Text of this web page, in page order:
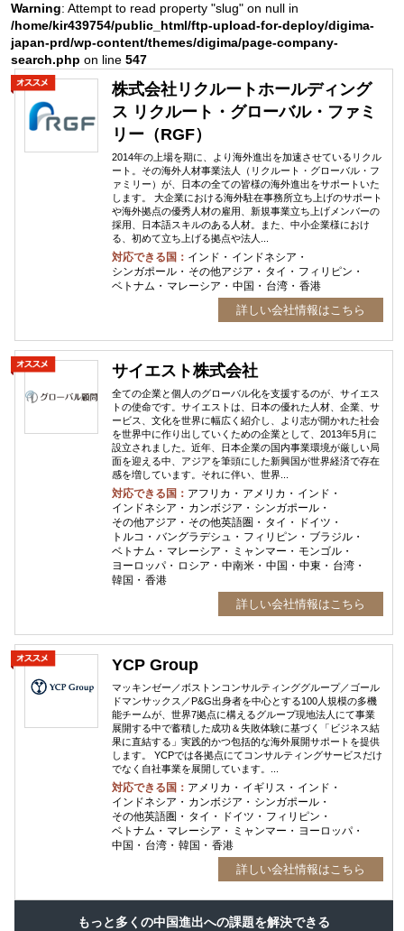
Warning: Attempt to read property "slug" on null in
/home/kir439754/public_html/ftp-upload-for-deploy/digima-
japan-prd/wp-content/themes/digima/page-company-
search.php on line 547
株式会社リクルートホールディング
ス リクルート・グローバル・ファミ
リー（RGF）
2014年の上場を期に、より海外進出を加速させているリクル
ート。その海外人材事業法人（リクルート・グローバル・フ
ァミリー）が、日本の全ての皆様の海外進出をサポートいた
します。 大企業における海外駐在事務所立ち上げのサポート
や海外拠点の優秀人材の雇用、新規事業立ち上げメンバーの
採用、日本語スキルのある人材。また、中小企業様におけ
る、初めて立ち上げる拠点や法人...
対応できる国： インド
インドネシア
シンガポール
その他アジア タイ
フィリピン
ベトナム
マレーシア 中国 台湾 香港
詳しい会社情報はこちら
サイエスト株式会社
全ての企業と個人のグローバル化を支援するのが、サイエス
トの使命です。サイエストは、日本の優れた人材、企業、サ
ービス、文化を世界に幅広く紹介し、より志が開かれた社会
を世界中に作り出していくための企業として、2013年5月に
設立されました。近年、日本企業の国内事業環境が厳しい局
面を迎える中、アジアを筆頭にした新興国が世界経済で存在
感を増しています。それに伴い、世界...
対応できる国： アフリカ アメリカ
インド
インドネシア
カンボジア
シンガポール
その他アジア
その他英語圏 タイ
ドイツ
トルコ
バングラデシュ フィリピン
ブラジル
ベトナム
マレーシア ミャンマー
モンゴル
ヨーロッパ
ロシア 中南米 中国 中東
台湾
韓国
香港
詳しい会社情報はこちら
YCP Group
マッキンゼー／ボストンコンサルティンググループ／ゴール
ドマンサックス／P&G出身者を中心とする100人規模の多機
能チームが、世界7拠点に構えるグループ現地法人にて事業
展開する中で蓄積した成功＆失敗体験に基づく「ビジネス結
果に直結する」実践的かつ包括的な海外展開サポートを提供
します。 YCPでは各拠点にてコンサルティングサービスだけ
でなく自社事業を展開しています。...
対応できる国： アメリカ イギリス
インド
インドネシア
カンボジア
シンガポール
その他英語圏
タイ ドイツ
フィリピン
ベトナム
マレーシア ミャンマー
ヨーロッパ
中国
台湾 韓国 香港
詳しい会社情報はこちら
もっと多くの中国進出への課題を解決できる